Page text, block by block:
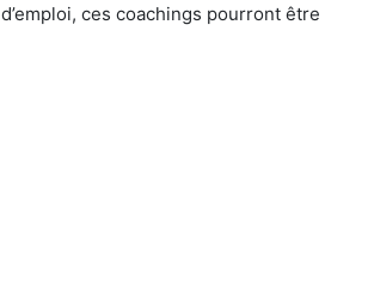
ces coachings pourront être